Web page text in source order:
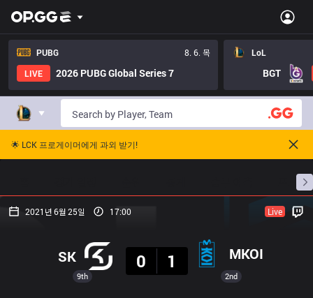
PUBG
8. 6. 목
LIVE
2026 PUBG Global Series 7
LoL
BGT
🌟 LCK 프로게이머에게 과외 받기!
프로빌
2021년 6월 25일 17:00 Live
9th
SK
0
1 MKOI
2nd